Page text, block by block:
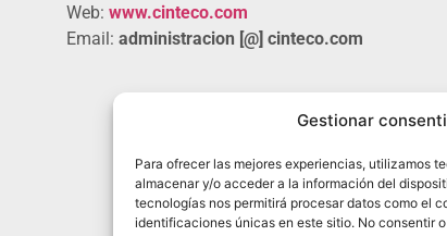
Gestionar
Para ofrecer las mejores experiencias, utilizamos
almacenar y/o acceder a la información del
tecnologías nos permitirá procesar datos como el
identificaciones únicas en este sitio. No consentir
Web: www.cinteco.com
Email: administracion [@] cinteco.com